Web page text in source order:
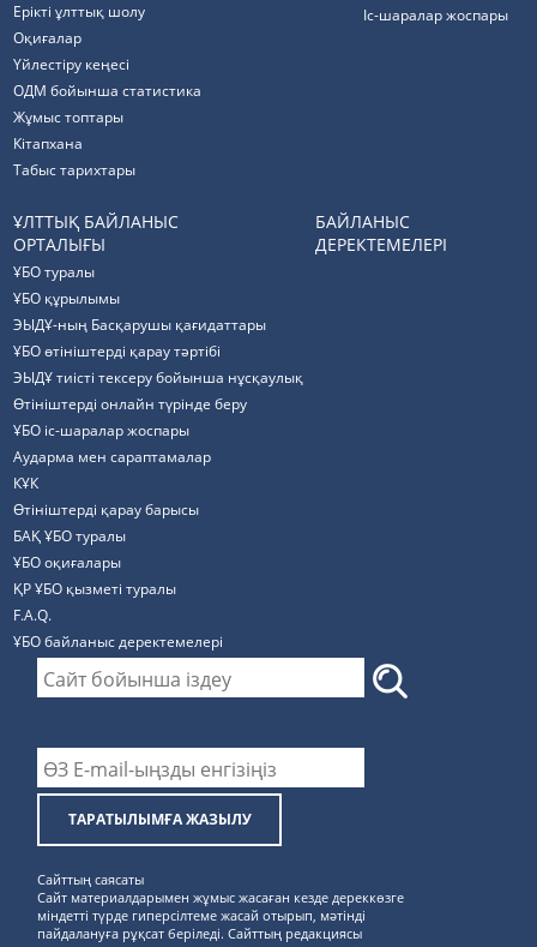
Ерікті ұлттық шолу
Оқиғалар
Үйлестіру кеңесі
ОДМ бойынша статистика
Жұмыс топтары
Кітапхана
Табыс тарихтары
Іс-шаралар жоспары
ҰЛТТЫҚ БАЙЛАНЫС
ОРТАЛЫҒЫ
ҰБО туралы
ҰБО құрылымы
ЭЫДҰ-ның Басқарушы қағидаттары
ҰБО өтініштерді қарау тәртібі
ЭЫДҰ тиісті тексеру бойынша нұсқаулық
Өтініштерді онлайн түрінде беру
ҰБО іс-шаралар жоспары
Аударма мен сараптамалар
КҰК
Өтініштерді қарау барысы
БАҚ ҰБО туралы
ҰБО оқиғалары
ҚР ҰБО қызметі туралы
F.A.Q.
ҰБО байланыс деректемелерi
БАЙЛАНЫС
ДЕРЕКТЕМЕЛЕРІ
ТАРАТЫЛЫМҒА ЖАЗЫЛУ
Сайттың саясаты
Сайт материалдарымен жұмыс жасаған кезде дереккөзге
міндетті түрде гиперсілтеме жасай отырып, мәтінді
пайдалануға рұқсат беріледі. Сайттың редакциясы